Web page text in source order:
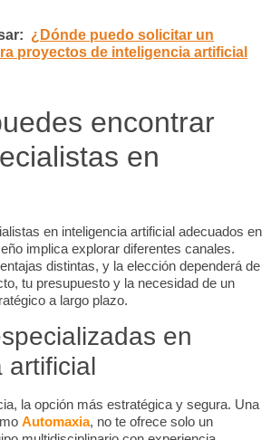
¿Dónde puedo solicitar un
proyectos de inteligencia artificial
encontrar
en
en inteligencia artificial adecuados en
implica explorar diferentes canales.
distintas, y la elección dependerá de
tu presupuesto y la necesidad de un
a largo plazo.
en
artificial
la opción más estratégica y segura. Una
Automaxia, no te ofrece solo un